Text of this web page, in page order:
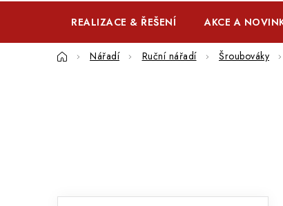
REALIZACE & ŘEŠENÍ AKCE A
DomůNářadí Ruční nářadí Šroubováky
r